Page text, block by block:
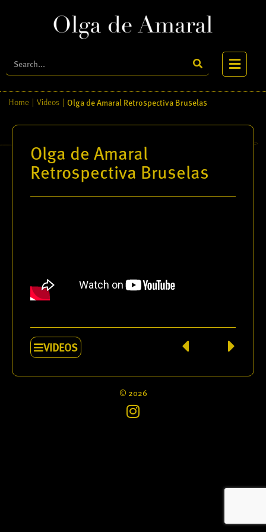
Home | Videos | Olga de Amaral Retrospectiva Bruselas
Olga de Amaral
Retrospectiva Bruselas
VIDEOS
© 2026